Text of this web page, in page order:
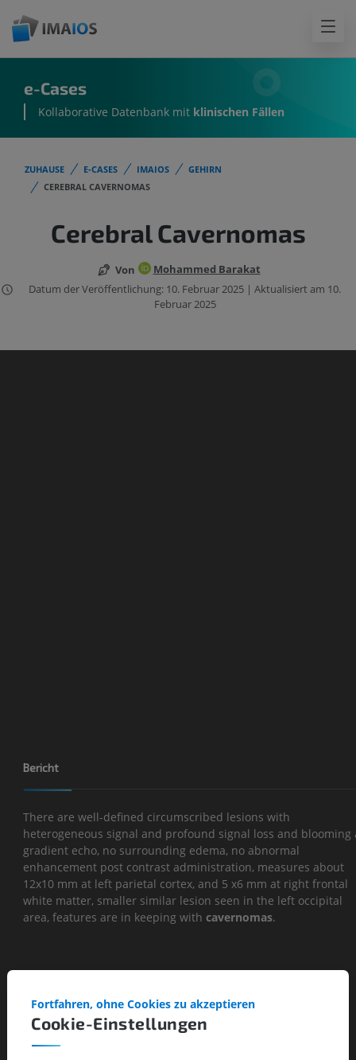
e-Cases
Kollaborative Datenbank mit klinischen Fällen
ZUHAUSE E-CASES IMAIOS
GEHIRN
CEREBRAL CAVERNOMAS
Cerebral Cavernomas
Von
Mohammed Barakat
Datum der Veröffentlichung: 10. Februar 2025 | Aktualisiert am 10.
Februar 2025
Bericht
There are well-defined circumscribed lesions with
heterogeneous signal and profound signal loss and blooming
gradient echo, no surrounding edema, no abnormal
enhancement post contrast administration, measures about
12x10 mm at left parietal cortex, and 5 x6 mm at right frontal
white matter, smaller similar lesion seen in the left occipital
area, features are in keeping with cavernomas.
Cookie-Einstellungen
Fortfahren, ohne Cookies zu akzeptieren